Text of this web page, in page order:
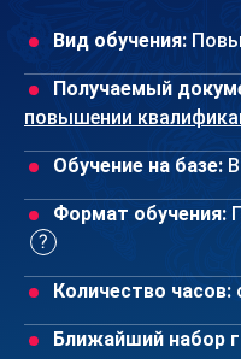
Вид обучения:
Получаемый
повышении
Обучение на базе:
Формат обучения:
Количество часов:
Ближайший набор